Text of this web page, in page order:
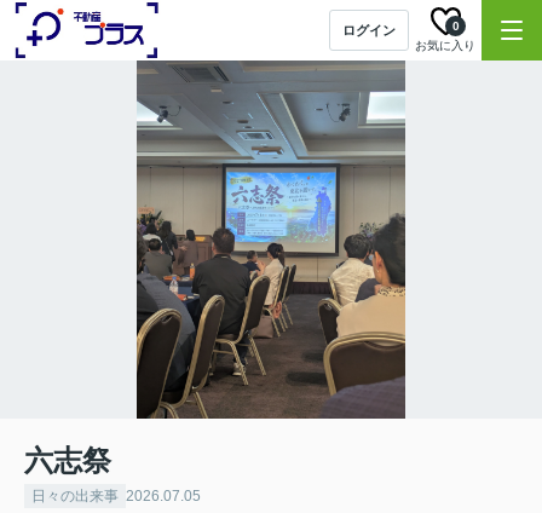
ログイン
お気に入り
0
六志祭
日々の出来事 2026.07.05